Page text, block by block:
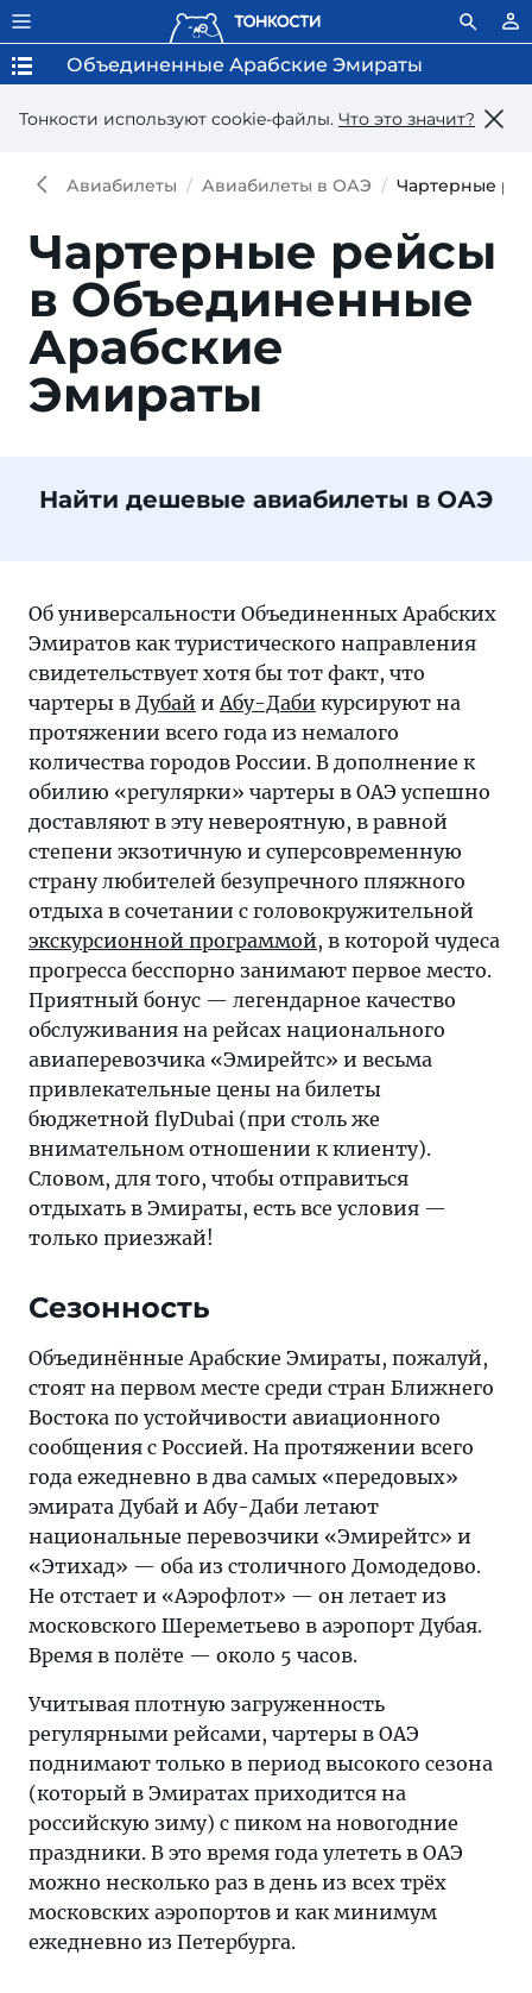
Тонкости используют сookie-файлы. Что это значит?
Объединенные Арабские Эмираты
Авиабилеты Авиабилеты в ОАЭ Чартерные
Чартерные рейсы
в Объединенные
Арабские
Эмираты
Найти дешевые авиабилеты в ОАЭ
Об универсальности Объединенных Арабских
Эмиратов как туристического направления
свидетельствует хотя бы тот факт, что
чартеры в Дубай иАбу-Даби курсируют на
протяжении всего года из немалого
количества городов России. В дополнение к
обилию «регулярки» чартеры в ОАЭ успешно
доставляют в эту невероятную, в равной
степени экзотичную и суперсовременную
страну любителей безупречного пляжного
отдыха в сочетании с головокружительной
экскурсионной программой, в которой чудеса
прогресса бесспорно занимают первое место.
Приятный бонус — легендарное качество
обслуживания на рейсах национального
авиаперевозчика «Эмирейтс» и весьма
привлекательные цены на билеты
бюджетной flyDubai (при столь же
внимательном отношении к клиенту).
Словом, для того, чтобы отправиться
отдыхать в Эмираты, есть все условия —
только приезжай!
Сезонность
Объединённые Арабские Эмираты, пожалуй,
стоят на первом месте среди стран Ближнего
Востока по устойчивости авиационного
сообщения с Россией. На протяжении всего
года ежедневно в два самых «передовых»
эмирата Дубай и Абу-Даби летают
национальные перевозчики «Эмирейтс» и
«Этихад» — оба из столичного Домодедово.
Не отстает и «Аэрофлот» — он летает из
московского Шереметьево в аэропорт Дубая.
Время в полёте — около 5 часов.
Учитывая плотную загруженность
регулярными рейсами, чартеры в ОАЭ
поднимают только в период высокого сезона
(который в Эмиратах приходится на
российскую зиму) с пиком на новогодние
праздники. В это время года улететь в ОАЭ
можно несколько раз в день из всех трёх
московских аэропортов и как минимум
ежедневно из Петербурга.